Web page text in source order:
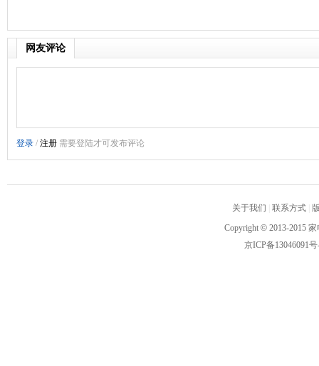
网友评论
关于我们 联系方式
Copyright © 2013-2015
京ICP备13046091号